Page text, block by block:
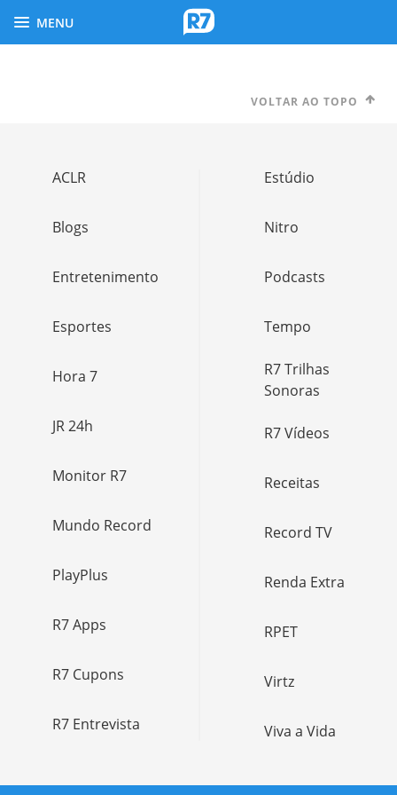
MENU
VOLTAR AO TOPO
ACLR
Blogs
Entretenimento
Esportes
Hora 7
JR 24h
Monitor R7
Mundo Record
PlayPlus
R7 Apps
R7 Cupons
R7 Entrevista
Estúdio
Nitro
Podcasts
Tempo
R7 Trilhas
Sonoras
R7 Vídeos
Receitas
Record TV
Renda Extra
RPET
Virtz
Viva a Vida